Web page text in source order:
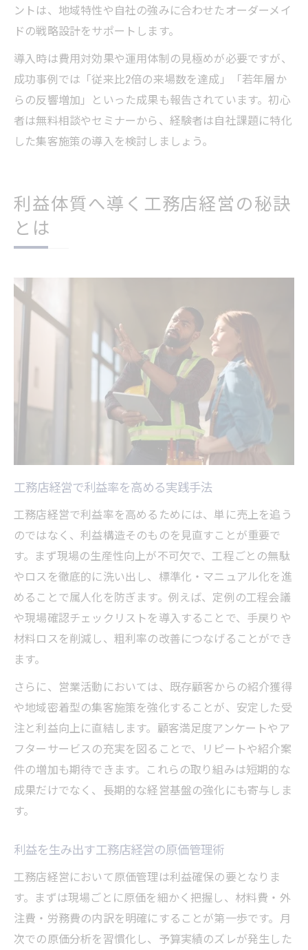
ントは、地域特性や自社の強みに合わせたオーダーメイ
ドの戦略設計をサポートします。
導入時は費用対効果や運用体制の見極めが必要ですが、
成功事例では「従来比2倍の来場数を達成」「若年層か
らの反響増加」といった成果も報告されています。初心
者は無料相談やセミナーから、経験者は自社課題に特化
した集客施策の導入を検討しましょう。
利益体質へ導く工務店経営の秘訣
とは
工務店経営で利益率を高める実践手法
工務店経営で利益率を高めるためには、単に売上を追う
のではなく、利益構造そのものを見直すことが重要で
す。まず現場の生産性向上が不可欠で、工程ごとの無駄
やロスを徹底的に洗い出し、標準化・マニュアル化を進
めることで属人化を防ぎます。例えば、定例の工程会議
や現場確認チェックリストを導入することで、手戻りや
材料ロスを削減し、粗利率の改善につなげることができ
ます。
さらに、営業活動においては、既存顧客からの紹介獲得
や地域密着型の集客施策を強化することが、安定した受
注と利益向上に直結します。顧客満足度アンケートやア
フターサービスの充実を図ることで、リピートや紹介案
件の増加も期待できます。これらの取り組みは短期的な
成果だけでなく、長期的な経営基盤の強化にも寄与しま
す。
利益を生み出す工務店経営の原価管理術
工務店経営において原価管理は利益確保の要となりま
す。まずは現場ごとに原価を細かく把握し、材料費・外
注費・労務費の内訳を明確にすることが第一歩です。月
次での原価分析を習慣化し、予算実績のズレが発生した